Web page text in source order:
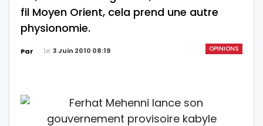
fil Moyen Orient, cela prend une autre
physionomie.
OPINIONS
Par Le 3 Juin 2010 08:19